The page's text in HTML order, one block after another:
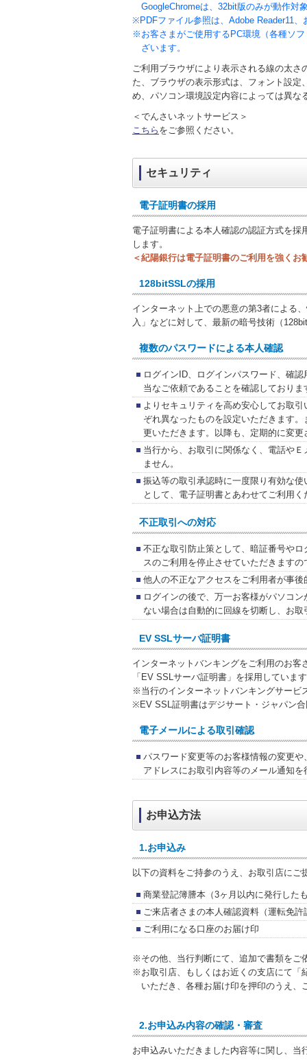
GoogleChromeは、32bit版のみが動作対
※PDFファイル参照は、Adobe Reader11
※お客さまがご使用するPC環境（各種ソ
ざいます。
ご利用ブラウザにより表示される線の太
た、ブラウザの表示形式は、フォント設
め、パソコン環境設定内容によっては異な
＜でんさいネットサービス＞
こちら をご参照ください。
セキュリティ
電子証明書の採用
電子証明書による本人確認の認証方式を
します。
＜紀陽銀行は電子証明書のご利用を強くお
128bitSSLの採用
インターネット上での悪意の第3者による
入」などに対して、最新の暗号技術（
複数のパスワードによる本人確認
ログインID、ログインパスワード、確
当なご依頼であることを確認しておりま
よりセキュリティを高め安心してお取
ぞれ異なったものを設定いただきます
更いただきます。以降も、定期的に変
当行から、お取引に関係なく、電話や
ません。
振込等の取引承認時に一度限り有効な
として、電子証明書とあわせてご利用
不正取引への対応
不正な取引防止策として、暗証番号や
スのご利用を停止させていただきます
他人の不正なアクセスをご利用者が事
ログインの後で、万一お客様がパソコ
ない場合は自動的に回線を切断し、お
EV SSLサーバ証明書
インターネットバンキングをご利用のお
「EV SSLサーバ証明書」を採用していま
※当行のインターネットバンキングサービ
※EV SSL証明書はデジサート・ジャパン
電子メールによる取引確認
パスワード変更等のお客様情報の変更
アドレスにお取引内容等のメール通知を
お申込方法
1.お申込み
以下の資料をご持参のうえ、お取引店にご
商業登記簿謄本（3ヶ月以内に発行した
ご来店者さまの本人確認資料（運転免許
ご利用になる口座のお届け印
※その他、当行判断にて、追加で書類をご
※お取引店、もしくはお近くの支店にて「
いただき、各種お届け印を押印のうえ、
2.お申込み内容の確認・審査
お申込みいただきました内容等に関し、当